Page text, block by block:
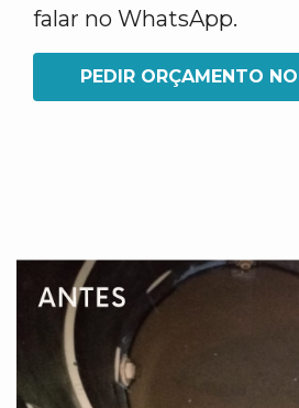
falar no WhatsApp.
PEDIR ORÇAMENTO